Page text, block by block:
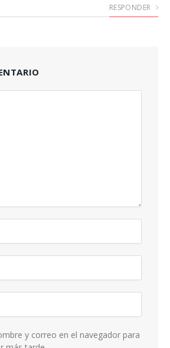
RESPONDER
y correo en el navegador para